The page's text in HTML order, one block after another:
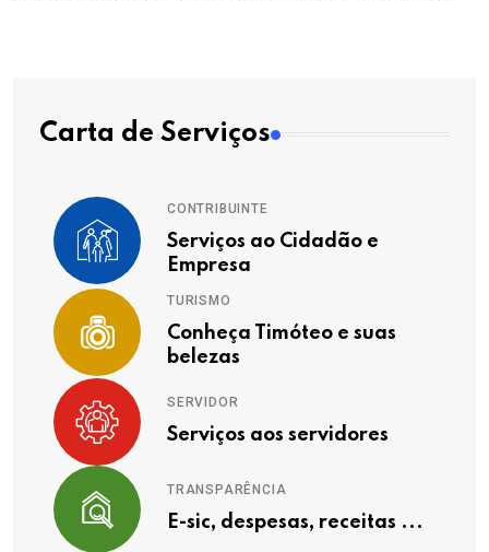
Carta de Serviços
CONTRIBUINTE
Serviços ao Cidadão e
Empresa
TURISMO
Conheça Timóteo e suas
belezas
SERVIDOR
Serviços aos servidores
TRANSPARÊNCIA
E-sic, despesas, receitas ...